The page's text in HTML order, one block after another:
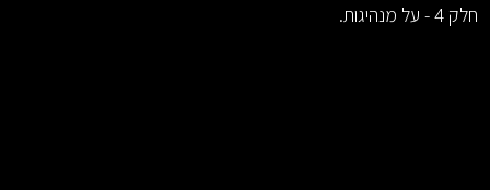
חלק 4 - על מנהיגות.